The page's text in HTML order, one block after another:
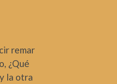
remar
¿Qué
la otra